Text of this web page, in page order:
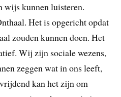
wijs kunnen luisteren.
Het is opgericht opdat
zouden kunnen doen. Het
Wij zijn sociale wezens,
zeggen wat in ons leeft,
kan het zijn om